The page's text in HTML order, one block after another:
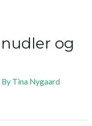
og
Tina Nygaard